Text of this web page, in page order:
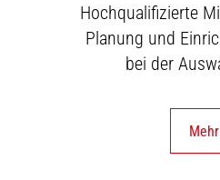
Hochqualifizierte
Planung und
bei der